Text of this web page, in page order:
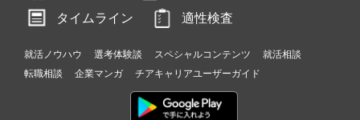
タイムライン
適性検査
就活ノウハウ 選考体験談 スペシャルコンテンツ
就活相談
転職相談
企業マンガ チアキャリアユーザーガイド